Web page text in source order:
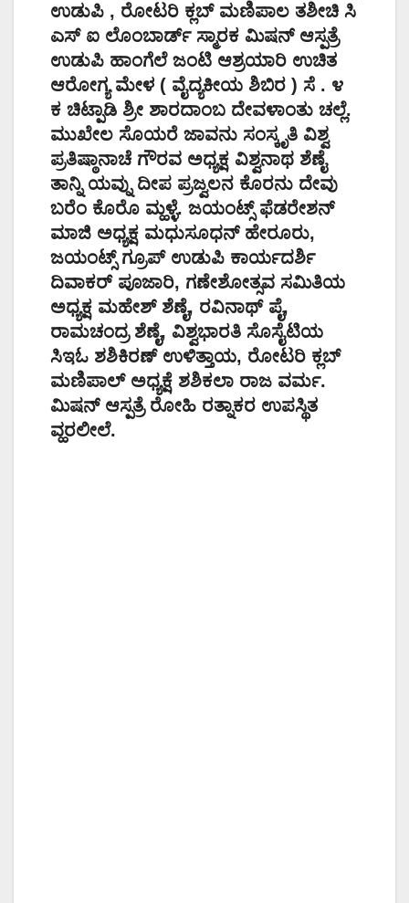
ಉಡುಪಿ , ರೋಟರಿ ಕ್ಲಬ್ ಮಣಿಪಾಲ ತಶೀಚಿ ಸಿ
ಎಸ್ ಐ ಲೊಂಬಾರ್ಡ್ ಸ್ಮಾರಕ ಮಿಷನ್ ಆಸ್ಪತ್ರೆ
ಉಡುಪಿ ಹಾಂಗೆಲೆ ಜಂಟಿ ಆಶ್ರಯಾರಿ ಉಚಿತ
ಆರೋಗ್ಯ ಮೇಳ ( ವೈದ್ಯಕೀಯ ಶಿಬಿರ ) ಸೆ . ೪
ಕ ಚಿಟ್ಪಾಡಿ ಶ್ರೀ ಶಾರದಾಂಬ ದೇವಳಾಂತು ಚಲ್ಲೆ.
ಮುಖೇಲ ಸೊಯರೆ ಜಾವನು ಸಂಸ್ಕೃತಿ ವಿಶ್ವ
ಪ್ರತಿಷ್ಠಾನಾಚೆ ಗೌರವ ಅಧ್ಯಕ್ಷ ವಿಶ್ವನಾಥ ಶೆಣೈ
ತಾನ್ನಿ ಯವ್ನು ದೀಪ ಪ್ರಜ್ವಲನ ಕೊರನು ದೇವು
ಬರೆಂ ಕೊರೊ ಮ್ಹಳ್ಳೆ. ಜಯಂಟ್ಸ್ ಫೆಡರೇಶನ್
ಮಾಜಿ ಅಧ್ಯಕ್ಷ ಮಧುಸೂಧನ್ ಹೇರೂರು,
ಜಯಂಟ್ಸ್ ಗ್ರೂಪ್ ಉಡುಪಿ ಕಾರ್ಯದರ್ಶಿ
ದಿವಾಕರ್ ಪೂಜಾರಿ, ಗಣೇಶೋತ್ಸವ ಸಮಿತಿಯ
ಅಧ್ಯಕ್ಷ ಮಹೇಶ್ ಶೆಣೈ, ರವಿನಾಥ್ ಪೈ,
ರಾಮಚಂದ್ರ ಶೆಣೈ, ವಿಶ್ವಭಾರತಿ ಸೊಸೈಟಿಯ
ಸಿ‌ಇ‌ಓ ಶಶಿಕಿರಣ್ ಉಳಿತ್ತಾಯ, ರೋಟರಿ ಕ್ಲಬ್
ಮಣಿಪಾಲ್ ಅಧ್ಯಕ್ಷೆ ಶಶಿಕಲಾ ರಾಜ ವರ್ಮ.
ಮಿಷನ್ ಆಸ್ಪತ್ರೆ ರೋಹಿ ರತ್ನಾಕರ ಉಪಸ್ಥಿತ
ವ್ಹರಲೀಲೆ.